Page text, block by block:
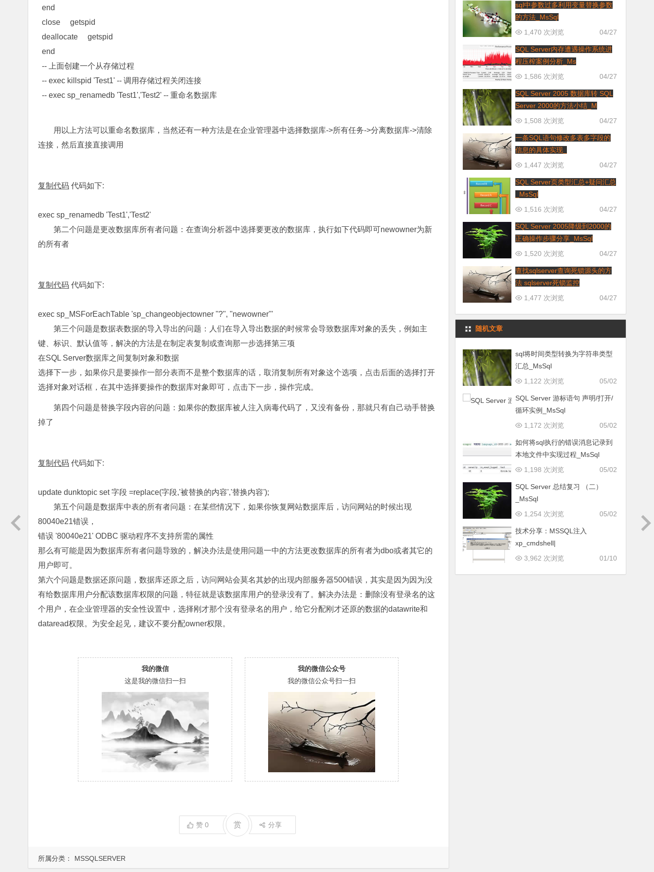
所属分类： MSSQLSERVER
end
close getspid
deallocate getspid
end
-- 上面创建一个从存储过程
-- exec killspid 'Test1' -- 调用存储过程关闭连接
-- exec sp_renamedb 'Test1','Test2' -- 重命名数据库
用以上方法可以重命名数据库，当然还有一种方法是在企业管理器中选择数据库->所有任务->分离数据库->清除
连接，然后直接直接调用
复制代码 代码如下:
exec sp_renamedb 'Test1','Test2'
第二个问题是更改数据库所有者问题：在查询分析器中选择要更改的数据库，执行如下代码即可newowner为新
的所有者
复制代码 代码如下:
exec sp_MSForEachTable 'sp_changeobjectowner ''?'', ''newowner'''
第三个问题是数据表数据的导入导出的问题：人们在导入导出数据的时候常会导致数据库对象的丢失，例如主
键、标识、默认值等，解决的方法是在制定表复制或查询那一步选择第三项
在SQL Server数据库之间复制对象和数据
选择下一步，如果你只是要操作一部分表而不是整个数据库的话，取消复制所有对象这个选项，点击后面的选择打开
选择对象对话框，在其中选择要操作的数据库对象即可，点击下一步，操作完成。
第四个问题是替换字段内容的问题：如果你的数据库被人注入病毒代码了，又没有备份，那就只有自己动手替换
掉了
复制代码 代码如下:
update dunktopic set 字段 =replace(字段,'被替换的内容','替换内容');
第五个问题是数据库中表的所有者问题：在某些情况下，如果你恢复网站数据库后，访问网站的时候出现
80040e21错误，
错误 '80040e21' ODBC 驱动程序不支持所需的属性
那么有可能是因为数据库所有者问题导致的，解决办法是使用问题一中的方法更改数据库的所有者为dbo或者其它的
用户即可。
第六个问题是数据还原问题，数据库还原之后，访问网站会莫名其妙的出现内部服务器500错误，其实是因为因为没
有给数据库用户分配该数据库权限的问题，特征就是该数据库用户的登录没有了。解决办法是：删除没有登录名的这
个用户，在企业管理器的安全性设置中，选择刚才那个没有登录名的用户，给它分配刚才还原的数据的datawrite和
dataread权限。为安全起见，建议不要分配owner权限。
我的微信
这是我的微信扫一扫
我的微信公众号
我的微信公众号扫一扫
赞0 赏 分享
sql中参数过多利用变量替换参数
的方法_MsSql
04/27
1,470 次浏览
SQL Server内存遭遇操作系统进
程压榨案例分析_Ms
04/27
1,586 次浏览
SQL Server 2005 数据库转 SQL
Server 2000的方法小结_M
04/27
1,508 次浏览
一条SQL语句修改多表多字段的
信息的具体实现_
04/27
1,447 次浏览
SQL Server页类型汇总+疑问汇总
_MsSql
04/27
1,516 次浏览
SQL Server 2005降级到2000的
正确操作步骤分享_MsSql
04/27
1,520 次浏览
查找sqlserver查询死锁源头的方
法 sqlserver死锁监控
04/27
1,477 次浏览
随机文章
sql将时间类型转换为字符串类型
汇总_MsSql
05/02
1,122 次浏览
SQL Server 游标语句 声明/打开/
循环实例_MsSql
05/02
1,172 次浏览
如何将sql执行的错误消息记录到
本地文件中实现过程_MsSql
05/02
1,198 次浏览
SQL Server 总结复习 （二）
_MsSql
05/02
1,254 次浏览
技术分享：MSSQL注入
xp_cmdshell|
01/10
3,962 次浏览